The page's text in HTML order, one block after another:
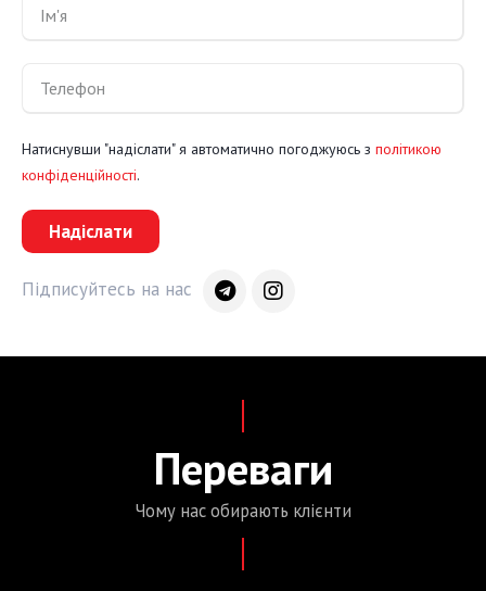
Натиснувши "надіслати" я автоматично погоджуюсь з політикою
конфіденційності.
Надіслати
Підписуйтесь на нас
Переваги
Чому насобирають клієнти